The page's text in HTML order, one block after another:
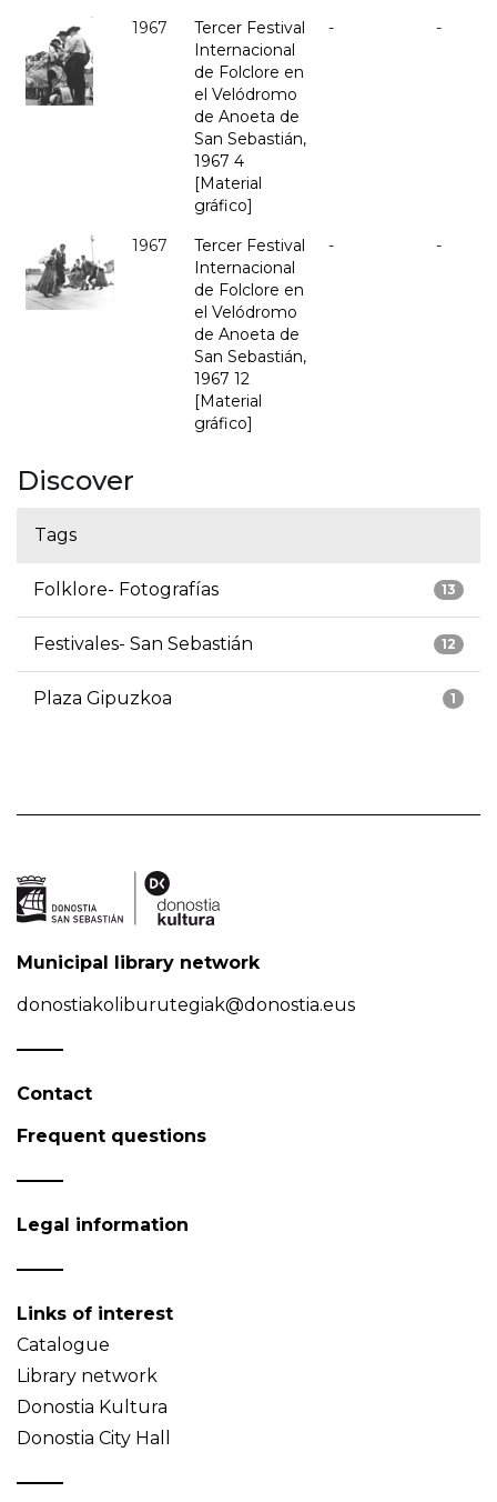
1967
Tercer Festival
Internacional
de Folclore en
el Velódromo
de Anoeta de
San Sebastián,
1967 4
[Material
gráfico]
- -
1967
Tercer Festival
Internacional
de Folclore en
el Velódromo
de Anoeta de
San Sebastián,
1967 12
[Material
gráfico]
- -
Discover
Tags
13
Folklore- Fotografías
12
Festivales- San Sebastián
1
Plaza Gipuzkoa
Municipal library network
donostiakoliburutegiak@donostia.eus
Contact
Frequent questions
Legal information
Links of interest
Catalogue
Library network
Donostia Kultura
Donostia City Hall